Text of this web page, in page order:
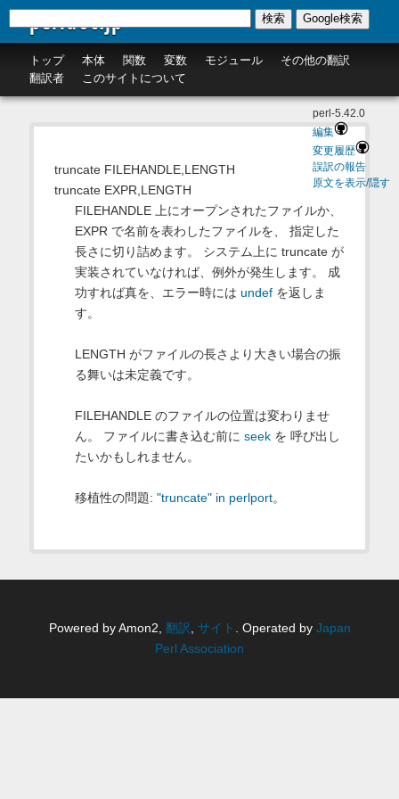
perldoc.jp
トップ 本体 関数 変数 モジュール
その他の翻訳
翻訳者
このサイトについて
検索 Google検索
perl-5.42.0
編集
変更履歴
誤訳の報告
原文を表示/隠す
truncate FILEHANDLE,LENGTH
truncate EXPR,LENGTH
FILEHANDLE 上にオープンされたファイルか、
EXPR で名前を表わしたファイルを、 指定した
長さに切り詰めます。 システム上に truncate が
実装されていなければ、例外が発生します。 成
功すれば真を、エラー時には undefを返しま
す。
LENGTH がファイルの長さより大きい場合の振
る舞いは未定義です。
FILEHANDLE のファイルの位置は変わりませ
ん。 ファイルに書き込む前に seekを 呼び出し
たいかもしれません。
移植性の問題: "truncate" in perlport。
Powered by Amon2, 翻訳, サイト . Operated by Japan
Perl Association